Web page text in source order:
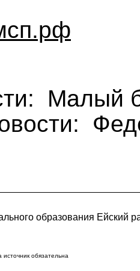
Малый
образования Ейский
обязательна